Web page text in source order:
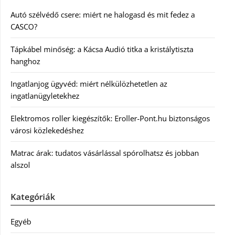
Autó szélvédő csere: miért ne halogasd és mit fedez a
CASCO?
Tápkábel minőség: a Kácsa Audió titka a kristálytiszta
hanghoz
Ingatlanjog ügyvéd: miért nélkülözhetetlen az
ingatlanügyletekhez
Elektromos roller kiegészítők: Eroller-Pont.hu biztonságos
városi közlekedéshez
Matrac árak: tudatos vásárlással spórolhatsz és jobban
alszol
Kategóriák
Egyéb